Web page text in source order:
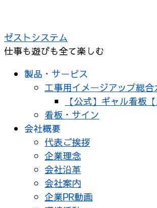
テ
ン
ゼストシステム
仕事も遊びも全て楽しむ
製品・サービス
工事用イメージアップ総合
【公式】ギャル看板
看板・サイン
会社概要
代表ご挨拶
企業理念
会社沿革
会社案内
企業PR動画